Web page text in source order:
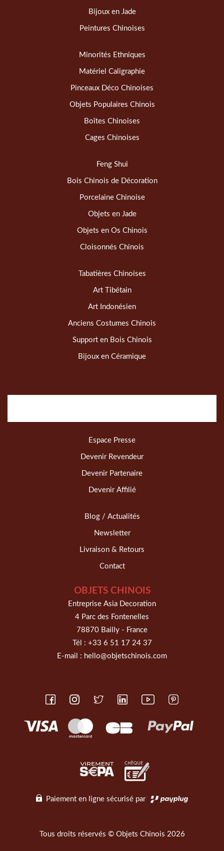
Bijoux en Jade
Peintures Chinoises
Minorités Ethniques
Matériel Caligraphie
Pinceaux Déco Chinoises
Objets Populaires Chinois
Boîtes Chinoises
Cages Chinoises
Feng Shui
Bois Chinois de Décoration
Porcelaine Chinoise
Objets en Jade
Objets en Os Chinois
Cloisonnés Chinois
Tabatières Chinoises
Art Tibétain
Art Indonésien
Anciens Costumes Chinois
Support en Bois Chinois
Bijoux en Céramique
Espace Presse
Devenir Revendeur
Devenir Partenaire
Devenir Affilié
Blog / Actualités
Newsletter
Livraison & Retours
Contact
OBJETS CHINOIS
Entreprise Asia Decoration
4 Parc des Fontenelles
78870 Bailly - France
Tél : +33 6 51 17 24 37
E-mail : hello@objetschinois.com
Paiement en ligne sécurisé par
Tous droits réservés © Objets Chinois 2026